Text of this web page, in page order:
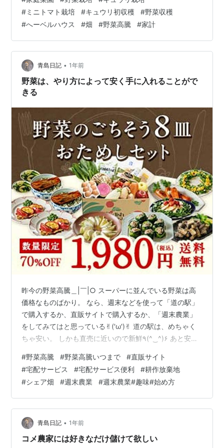
ています。 キュウリは 毎年失敗することがないので、
今年も100本以上収穫ができることを 期待します。 小さ
いキュウリがまた出てきました！ ミニトマトは失敗する
年もあるので、 今年はたくさん収穫できるといいなぁ。
たくさん実がなってきました！ 息子は、あまり野菜は…
#ミニトマト栽培 #キュウリ初収穫 #野菜収穫
#へーベルハウス #畑 #野菜高騰 #家計
青島日記 • 1年前
野菜は、やり方によって安く手に入れることがで
きる
昨今の野菜高騰＿|￣|○ スーパーに並んでいる野菜は高
価格なものばかり。 なら、週末などを使って「道の駅」
で購入するか、直販サイトで購入するか、「週末農業」
をしてみてはと思っている✌︎('ω')✌︎ 道の駅は、めちゃく
ちゃ安い。 しかも直売に近いので新鮮٩(^‿^)۶ あと安い
い( ◠‿◠ ) また、日本には「耕作放棄地」が沢山ある。
耕作放棄地を借りて野菜を育てる(^｡^) 耕作放棄地の所有
者は副収入があり、できれば借りて欲しいと思っている
ハズ。 作る野菜は自宅で食べる分だけで良い(^-^) 「シェ
ア畑」でも良いと思う。 複数人で耕作放棄地…
#野菜高騰 #野菜高騰いつまで #直販サイト
#宅配サービス #宅配サービス便利 #耕作放棄地
#シェア畑 #週末農業 #週末農業#趣味#始め方
青島日記 • 1年前
コメ農家には好きなだけ儲けて欲しい